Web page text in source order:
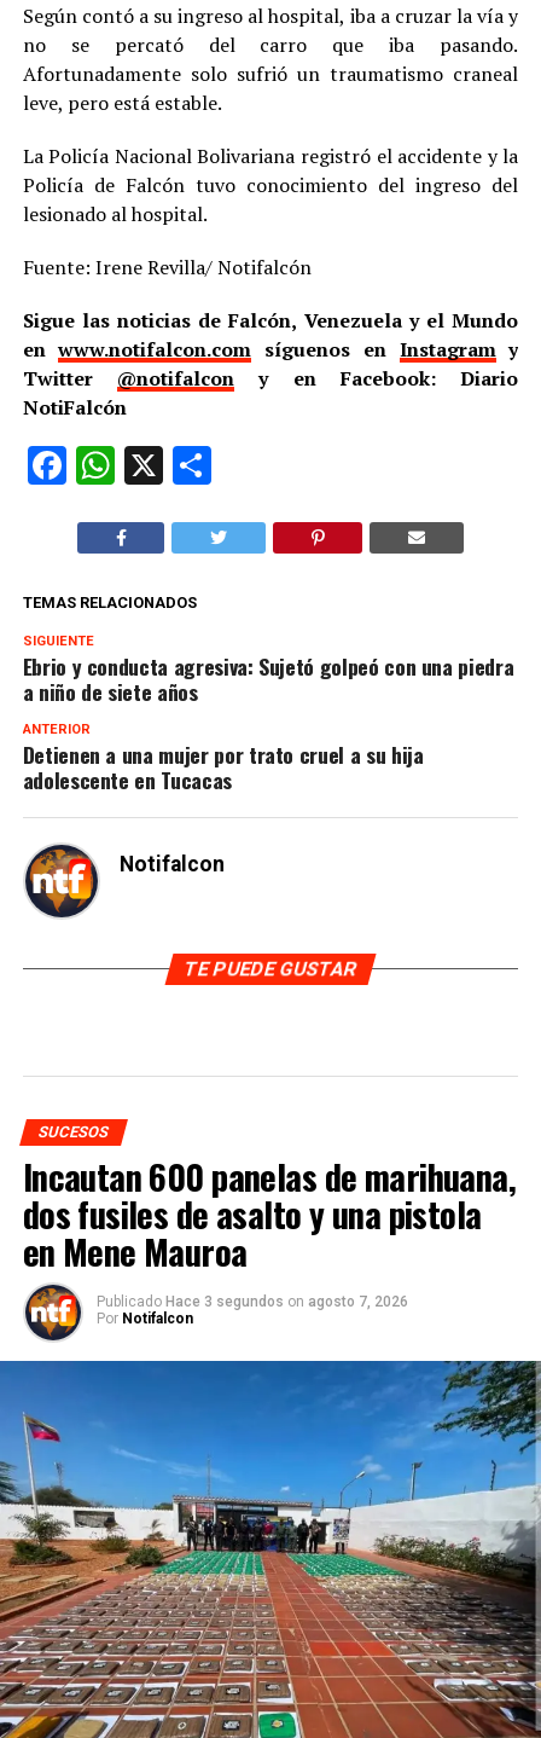
Según contó a su ingreso al hospital, iba a cruzar la vía y
no se percató del carro que iba pasando.
Afortunadamente solo sufrió un traumatismo craneal
leve, pero está estable.
La Policía Nacional Bolivariana registró el accidente y la
Policía de Falcón tuvo conocimiento del ingreso del
lesionado al hospital.
Fuente: Irene Revilla/ Notifalcón
Sigue las noticias de Falcón, Venezuela y el Mundo
enwww.notifalcon.com síguenos en Instagramy
Twitter @notifalcon y en Facebook: Diario
NotiFalcón
Facebook
WhatsApp
X Compartir
TEMAS RELACIONADOS
SIGUIENTE
Ebrio y conducta agresiva: Sujetó golpeó con una piedra
a niño de siete años
ANTERIOR
Detienen a una mujer por trato cruel a su hija
adolescente en Tucacas
Notifalcon
TE PUEDE GUSTAR
SUCESOS
Incautan 600 panelas de marihuana,
dos fusiles de asalto y una pistola
en Mene Mauroa
Publicado Hace 3 segundos on agosto 7, 2026
Por Notifalcon